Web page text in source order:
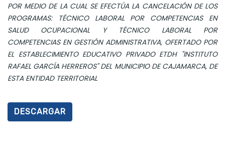
POR MEDIO DE LA CUAL SE EFECTÚA LA CANCELACIÓN DE LOS
PROGRAMAS: TÉCNICO LABORAL POR COMPETENCIAS EN
SALUD OCUPACIONAL Y TÉCNICO LABORAL POR
COMPETENCIAS EN GESTIÓN ADMINISTRATIVA, OFERTADO POR
EL ESTABLECIMIENTO EDUCATIVO PRIVADO ETDH "INSTITUTO
RAFAEL GARCÍA HERREROS" DEL MUNICIPIO DE CAJAMARCA, DE
ESTA ENTIDAD TERRITORIAL
DESCARGAR